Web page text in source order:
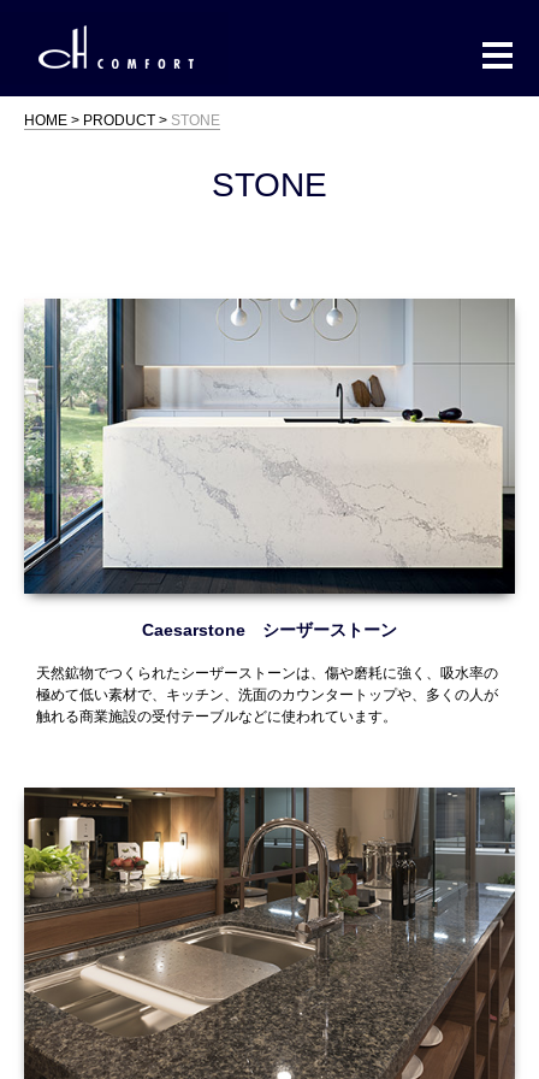
HOME PRODUCT STONE
STONE
Caesarstone シーザーストーン
天然鉱物でつくられたシーザーストーンは、傷や磨耗に強く、吸水率の
極めて低い素材で、キッチン、洗面のカウンタートップや、多くの人が
触れる商業施設の受付テーブルなどに使われています。